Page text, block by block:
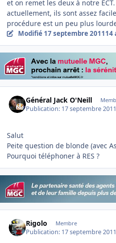
et on remet les deux à notre
actuellement, ils sont assez
procédure est un peu plus
Modifié 17 septembre 201114
Général Jack O'Neill
Publication: 17 septembre 2011
Salut
Peite question de blonde (avec
Pourquoi téléphoner à RES ?
Rigolo Membre
Publication: 17 septembre 2011